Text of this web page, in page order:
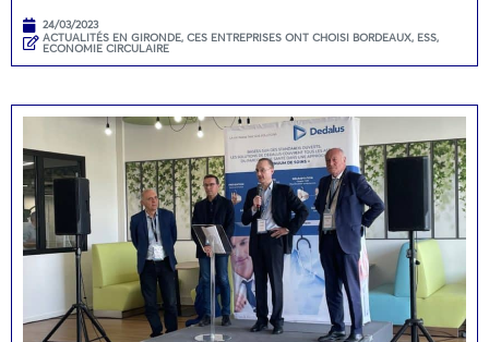
24/03/2023
ACTUALITÉS EN GIRONDE, CES ENTREPRISES ONT CHOISI BORDEAUX, ESS,
ECONOMIE CIRCULAIRE